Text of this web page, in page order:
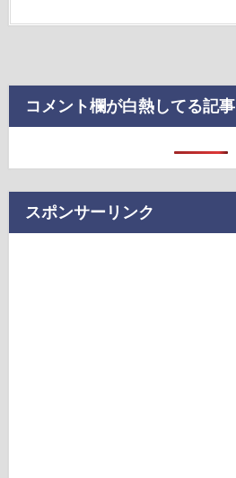
コメント欄が白熱してる記事
スポンサーリンク